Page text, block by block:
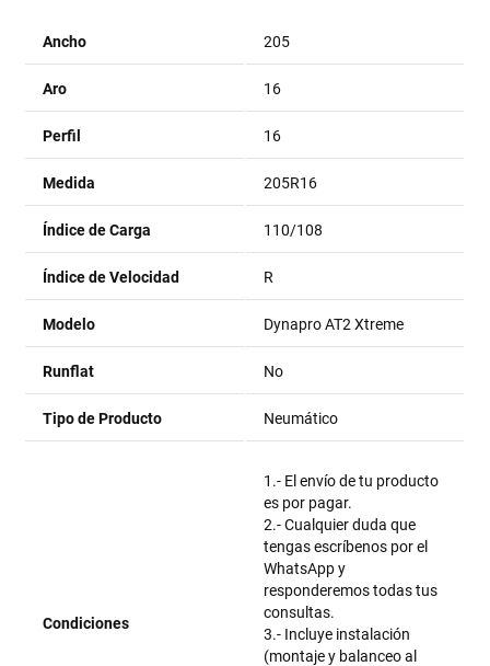
Ancho 205
Aro 16
Perfil 16
Medida 205R16
Índice de Carga 110/108
Índice de Velocidad R
Modelo Dynapro AT2 Xtreme
Runflat No
Tipo de Producto Neumático
Condiciones
1.- El envío de tu producto
es por pagar.
2.- Cualquier duda que
tengas escríbenos por el
WhatsApp y
responderemos todas tus
consultas.
3.- Incluye instalación
(montaje y balanceo al